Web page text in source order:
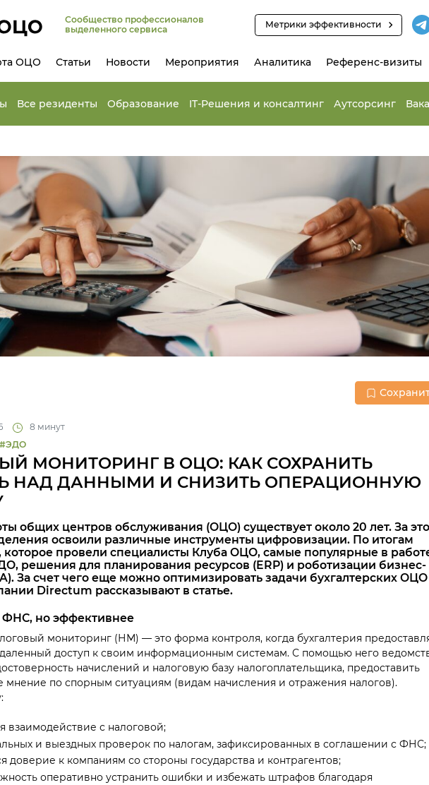
Сообщество профессионалов
выделенного сервиса
Метрики эффективности
ОЦО Статьи Новости Мероприятия Аналитика Референс-визиты
Все резиденты Образование IT-Решения и консалтинг Аутсорсинг
8 минут
#ЭДО
МОНИТОРИНГ В ОЦО: КАК СОХРАНИТЬ
НАД ДАННЫМИ И СНИЗИТЬ ОПЕРАЦИОННУЮ
общих центров обслуживания (ОЦО) существует около 20 лет. За это
освоили различные инструменты цифровизации. По итогам
которое провели специалисты Клуба ОЦО, самые популярные в
решения для планирования ресурсов (ERP) и роботизации бизнес-
За счет чего еще можно оптимизировать задачи бухгалтерских ОЦО
Directum рассказывают в статье.
ФНС, но эффективнее
мониторинг (НМ) — это форма контроля, когда бухгалтерия
доступ к своим информационным системам. С помощью него
начислений и налоговую базу налогоплательщика, предоставить
мнение по спорным ситуациям (видам начисления и отражения налогов).
взаимодействие с налоговой;
и выездных проверок по налогам, зафиксированных в соглашении с ФНС;
доверие к компаниям со стороны государства и контрагентов;
оперативно устранить ошибки и избежать штрафов благодаря